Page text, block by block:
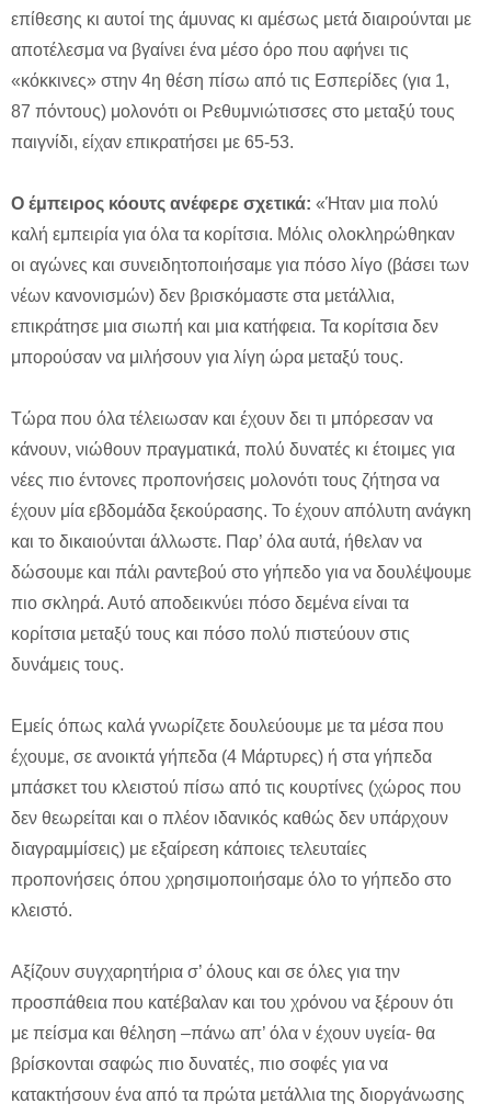
επίθεσης κι αυτοί της άμυνας κι αμέσως μετά διαιρούνται με
αποτέλεσμα να βγαίνει ένα μέσο όρο που αφήνει τις
«κόκκινες» στην 4η θέση πίσω από τις Εσπερίδες (για 1,
87 πόντους) μολονότι οι Ρεθυμνιώτισσες στο μεταξύ τους
παιγνίδι, είχαν επικρατήσει με 65-53.
Ο έμπειρος κόουτς ανέφερε σχετικά: «Ήταν μια πολύ
καλή εμπειρία για όλα τα κορίτσια. Μόλις ολοκληρώθηκαν
οι αγώνες και συνειδητοποιήσαμε για πόσο λίγο (βάσει των
νέων κανονισμών) δεν βρισκόμαστε στα μετάλλια,
επικράτησε μια σιωπή και μια κατήφεια. Τα κορίτσια δεν
μπορούσαν να μιλήσουν για λίγη ώρα μεταξύ τους.
Τώρα που όλα τέλειωσαν και έχουν δει τι μπόρεσαν να
κάνουν, νιώθουν πραγματικά, πολύ δυνατές κι έτοιμες για
νέες πιο έντονες προπονήσεις μολονότι τους ζήτησα να
έχουν μία εβδομάδα ξεκούρασης. Το έχουν απόλυτη ανάγκη
και το δικαιούνται άλλωστε. Παρ’ όλα αυτά, ήθελαν να
δώσουμε και πάλι ραντεβού στο γήπεδο για να δουλέψουμε
πιο σκληρά. Αυτό αποδεικνύει πόσο δεμένα είναι τα
κορίτσια μεταξύ τους και πόσο πολύ πιστεύουν στις
δυνάμεις τους.
Εμείς όπως καλά γνωρίζετε δουλεύουμε με τα μέσα που
έχουμε, σε ανοικτά γήπεδα (4 Μάρτυρες) ή στα γήπεδα
μπάσκετ του κλειστού πίσω από τις κουρτίνες (χώρος που
δεν θεωρείται και ο πλέον ιδανικός καθώς δεν υπάρχουν
διαγραμμίσεις) με εξαίρεση κάποιες τελευταίες
προπονήσεις όπου χρησιμοποιήσαμε όλο το γήπεδο στο
κλειστό.
Αξίζουν συγχαρητήρια σ’ όλους και σε όλες για την
προσπάθεια που κατέβαλαν και του χρόνου να ξέρουν ότι
με πείσμα και θέληση –πάνω απ’ όλα ν έχουν υγεία- θα
βρίσκονται σαφώς πιο δυνατές, πιο σοφές για να
κατακτήσουν ένα από τα πρώτα μετάλλια της διοργάνωσης